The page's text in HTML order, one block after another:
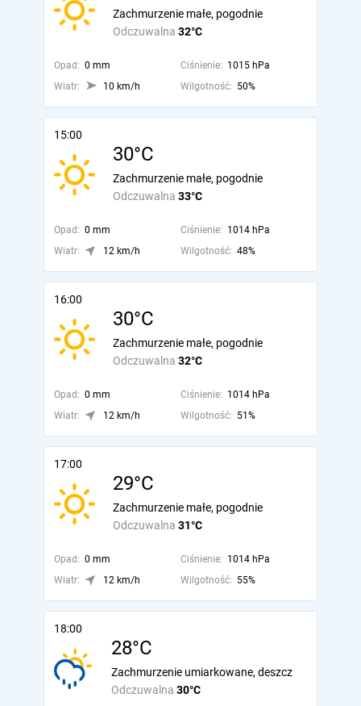
Odczuwalna 32°C
Zachmurzenie małe, pogodnie
Opad: 0 mm Ciśnienie: 1015 hPa
Wiatr:
10 km/h Wilgotność: 50%
15:00
30°C
Odczuwalna 33°C
Zachmurzenie małe, pogodnie
Opad: 0 mm Ciśnienie: 1014 hPa
Wiatr:
12 km/h Wilgotność: 48%
16:00
30°C
Odczuwalna 32°C
Zachmurzenie małe, pogodnie
Opad: 0 mm Ciśnienie: 1014 hPa
Wiatr:
12 km/h Wilgotność: 51%
17:00
29°C
Odczuwalna 31°C
Zachmurzenie małe, pogodnie
Opad: 0 mm Ciśnienie: 1014 hPa
Wiatr:
12 km/h Wilgotność: 55%
18:00
28°C
Odczuwalna 30°C
Zachmurzenie umiarkowane, deszcz